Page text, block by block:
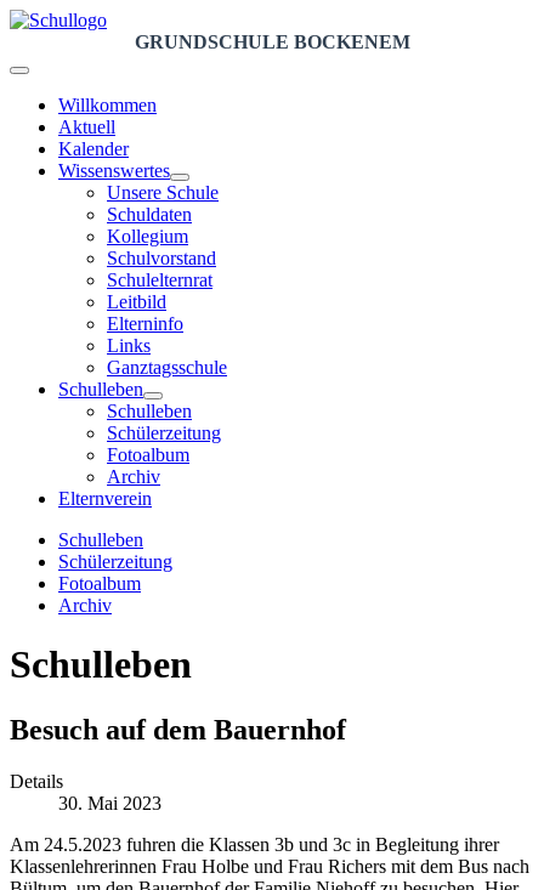
GRUNDSCHULE BOCKENEM
Willkommen
Aktuell
Kalender
Wissenswertes
Unsere Schule
Schuldaten
Kollegium
Schulvorstand
Schulelternrat
Leitbild
Elterninfo
Links
Ganztagsschule
Schulleben
Schulleben
Schülerzeitung
Fotoalbum
Archiv
Elternverein
Schulleben
Schülerzeitung
Fotoalbum
Archiv
Schulleben
Besuch auf dem Bauernhof
Details
30. Mai 2023
Am 24.5.2023 fuhren die Klassen 3b und 3c in Begleitung ihrer
Klassenlehrerinnen Frau Holbe und Frau Richers mit dem Bus nach